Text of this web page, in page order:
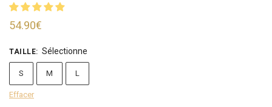
54.90€
TAILLE: Sélectionne
S M
L
Effacer